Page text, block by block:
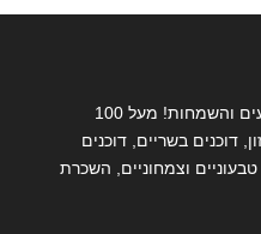
כל סוגי הדוכנים לכל סוגי האירועים והשמחות! מעל 100
דוכנים בשריים, דוכנים
וצמחוניים, השכרת